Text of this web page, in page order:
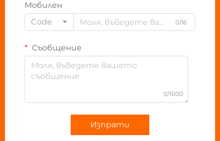
Мобилен
Code
0/16
Съобщение
0/1000
Изпрати